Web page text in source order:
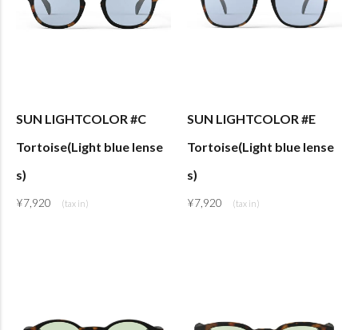
SUN LIGHTCOLOR #C
Tortoise(Light blue lense
s)
¥7,920
SUN LIGHTCOLOR #E
Tortoise(Light blue lense
s)
¥7,920